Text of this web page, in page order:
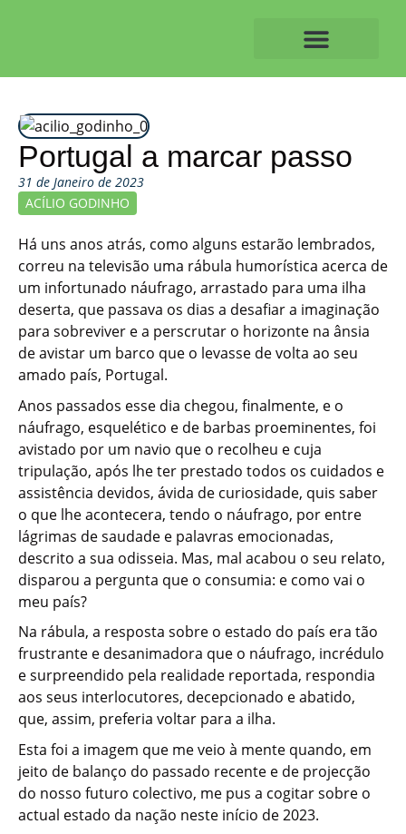
Portugal a marcar passo
31 de Janeiro de 2023
ACÍLIO GODINHO
Há uns anos atrás, como alguns estarão lembrados,
correu na televisão uma rábula humorística acerca de
um infortunado náufrago, arrastado para uma ilha
deserta, que passava os dias a desafiar a imaginação
para sobreviver e a perscrutar o horizonte na ânsia
de avistar um barco que o levasse de volta ao seu
amado país, Portugal.
Anos passados esse dia chegou, finalmente, e o
náufrago, esquelético e de barbas proeminentes, foi
avistado por um navio que o recolheu e cuja
tripulação, após lhe ter prestado todos os cuidados e
assistência devidos, ávida de curiosidade, quis saber
o que lhe acontecera, tendo o náufrago, por entre
lágrimas de saudade e palavras emocionadas,
descrito a sua odisseia. Mas, mal acabou o seu relato,
disparou a pergunta que o consumia: e como vai o
meu país?
Na rábula, a resposta sobre o estado do país era tão
frustrante e desanimadora que o náufrago, incrédulo
e surpreendido pela realidade reportada, respondia
aos seus interlocutores, decepcionado e abatido,
que, assim, preferia voltar para a ilha.
Esta foi a imagem que me veio à mente quando, em
jeito de balanço do passado recente e de projecção
do nosso futuro colectivo, me pus a cogitar sobre o
actual estado da nação neste início de 2023.